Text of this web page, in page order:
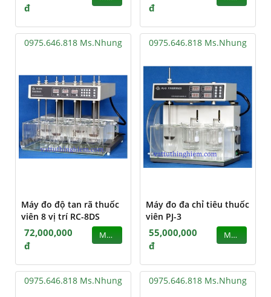
đ
đ
0975.646.818 Ms.Nhung
Máy đo độ tan rã thuốc
viên 8 vị trí RC-8DS
72,000,000
đ
MUA
0975.646.818 Ms.Nhung
Máy đo đa chỉ tiêu thuốc
viên PJ-3
55,000,000
đ
MUA
0975.646.818 Ms.Nhung 0975.646.818 Ms.Nhung